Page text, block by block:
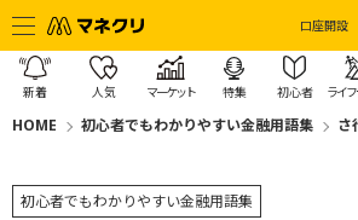
口座開設
新着 人気 マーケット 特集 初心者 ライ
HOME 初心者でもわかりやすい金融用語集 さ
初心者でもわかりやすい金融用語集